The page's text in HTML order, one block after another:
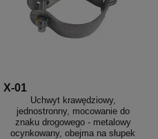
X-01
Uchwyt krawędziowy,
jednostronny, mocowanie do
znaku drogowego - metalowy
ocynkowany, obejma na słupek